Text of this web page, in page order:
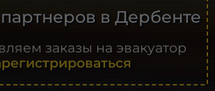
в Дербенте
заказы на эвакуатор